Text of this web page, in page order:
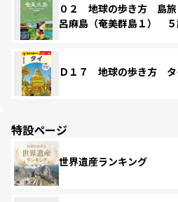
０２ 地球の歩き方 島
呂麻島（奄美群島１） ５
Ｄ１７ 地球の歩き方
特設ページ
世界遺産ランキング